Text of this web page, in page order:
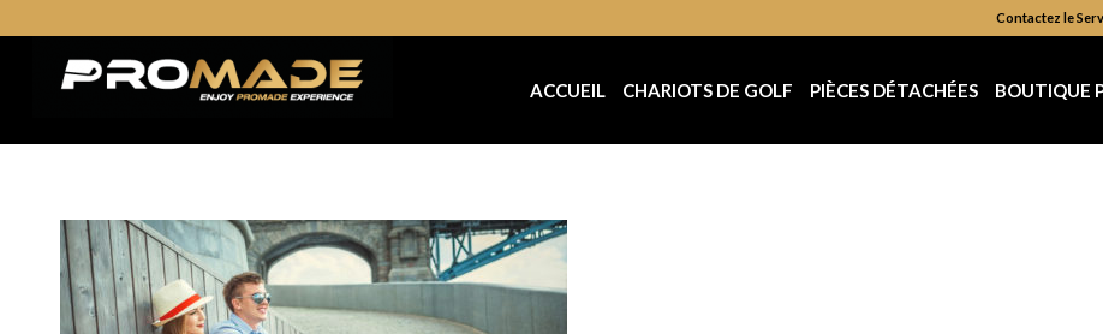
Contactez le
ACCUEIL CHARIOTS DE GOLF PIÈCES DÉTACHÉES BOUTIQUE